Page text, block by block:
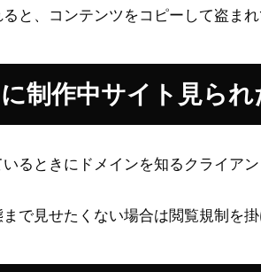
と、コンテンツをコピーして盗ま
制作中サイト見ら
るときにドメインを知るクライア
で見せたくない場合は閲覧規制を